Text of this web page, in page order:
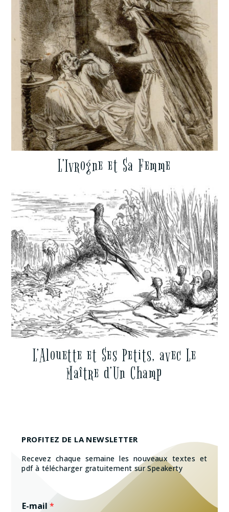
L’Ivrogne et Sa Femme
L’Alouette et Ses Petits, avec Le
Maître d’Un Champ
PROFITEZ DE LA NEWSLETTER
Recevez chaque semaine les nouveaux textes et
pdf à télécharger gratuitement sur Speakerty
E-mail*